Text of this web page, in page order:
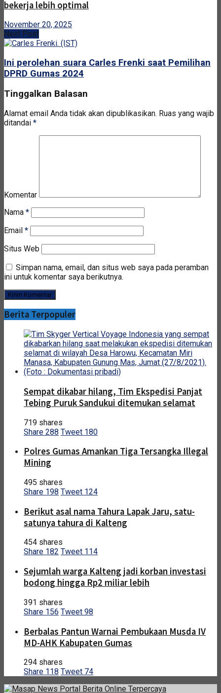
bekerja lebih optimal
November 20, 2025
Next Post
Ini perolehan suara Carles Frenki saat Pemilihan
DPRD Gumas 2024
Tinggalkan Balasan
Alamat email Anda tidak akan dipublikasikan. Ruas yang wajib
ditandai *
Komentar
Nama *
Email *
Situs Web
Simpan nama, email, dan situs web saya pada peramban
ini untuk komentar saya berikutnya.
Berita Terpopuler
Sempat dikabar hilang, Tim Ekspedisi Panjat
Tebing Puruk Sandukui ditemukan selamat
719 shares
Share 288 Tweet 180
Polres Gumas Amankan Tiga Tersangka Illegal
Mining
495 shares
Share 198 Tweet 124
Berikut asal nama Tahura Lapak Jaru, satu-
satunya tahura di Kalteng
454 shares
Share 182 Tweet 114
Sejumlah warga Kalteng jadi korban investasi
bodong hingga Rp2 miliar lebih
391 shares
Share 156 Tweet 98
Berbalas Pantun Warnai Pembukaan Musda IV
MD-AHK Kabupaten Gumas
294 shares
Share 118 Tweet 74